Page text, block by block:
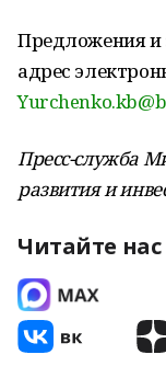
Предложения и
адрес
Пресс-служба
развития и
Читайте нас